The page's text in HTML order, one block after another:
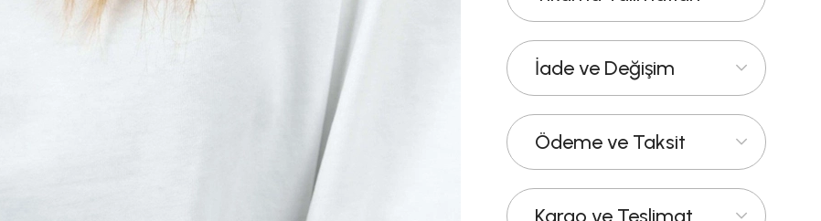
İade ve Değişim
Ödeme ve Taksit
Kargo ve Teslimat